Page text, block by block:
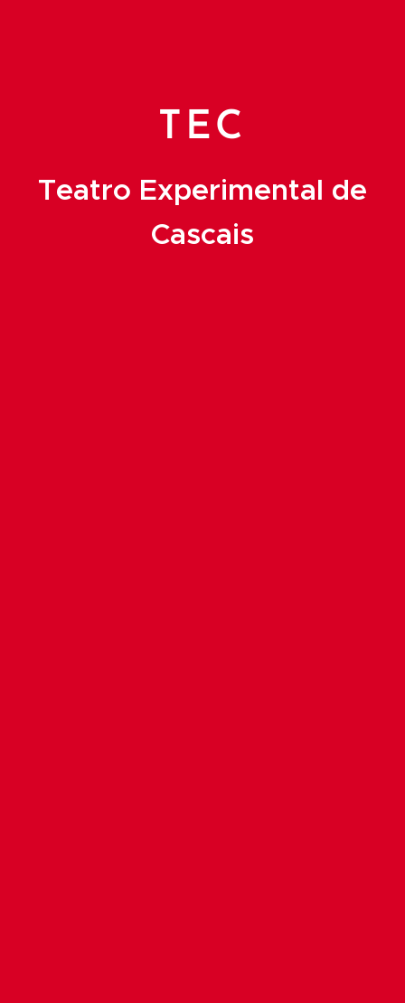
TEC
Teatro Experimental de
Cascais